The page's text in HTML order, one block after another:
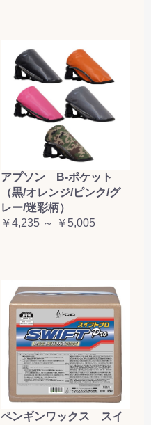
アプソン B-ポケット
（黒/オレンジ/ピンク/グ
レー/迷彩柄）
￥4,235 ～ ￥5,005
ペンギンワックス スイ